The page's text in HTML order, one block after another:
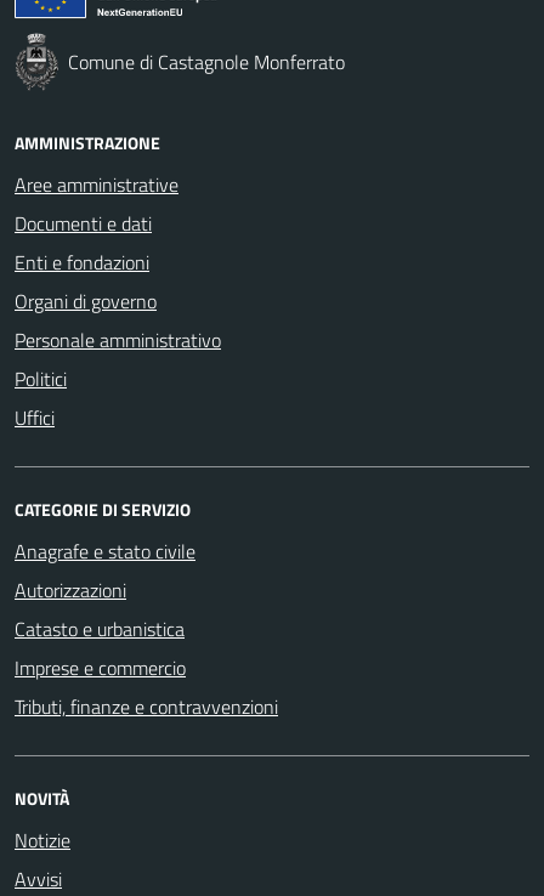
Comune di Castagnole Monferrato
AMMINISTRAZIONE
Aree amministrative
Documenti e dati
Enti e fondazioni
Organi di governo
Personale amministrativo
Politici
Uffici
CATEGORIE DI SERVIZIO
Anagrafe e stato civile
Autorizzazioni
Catasto e urbanistica
Imprese e commercio
Tributi, finanze e contravvenzioni
NOVITÀ
Notizie
Avvisi